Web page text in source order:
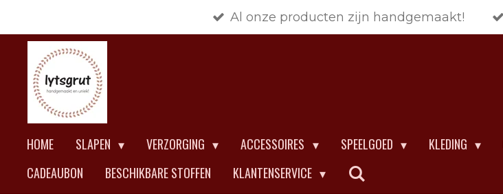
direct
hoofdinhoud
Al onze producten zijn handgemaakt!
HOME SLAPEN VERZORGING ACCESSOIRES SPEELGOED KLEDING
CADEAUBON
BESCHIKBARE STOFFEN KLANTENSERVICE